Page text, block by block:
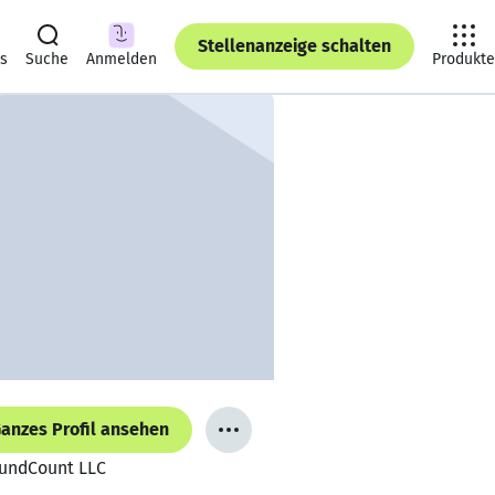
Suche Anmelden
Stellenanzeige schalten
Produkte
Profil ansehen
LLC